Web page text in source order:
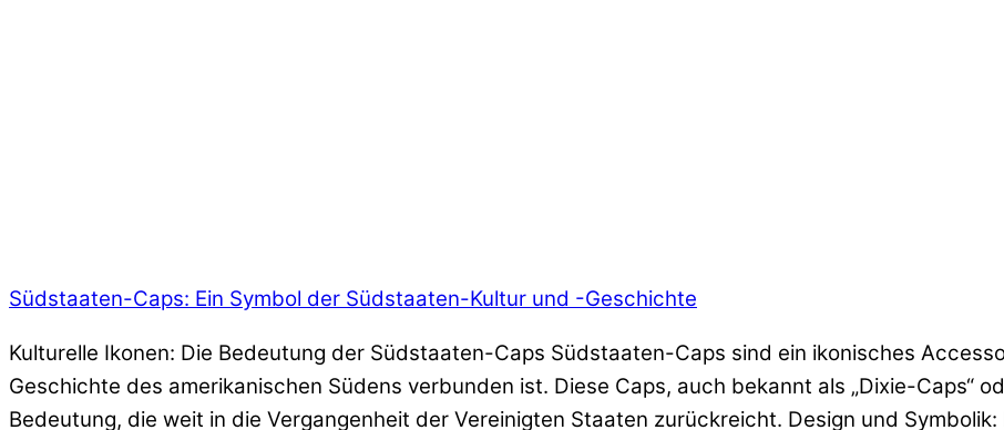
Südstaaten-Caps: Ein Symbol der Südstaaten-Kultur und -Geschichte
Kulturelle Ikonen: Die Bedeutung der Südstaaten-Caps Südstaaten-Caps sind ein ikonisches
Geschichte des amerikanischen Südens verbunden ist. Diese Caps, auch bekannt als „Dixie-Caps“
Bedeutung, die weit in die Vergangenheit der Vereinigten Staaten zurückreicht. Design und